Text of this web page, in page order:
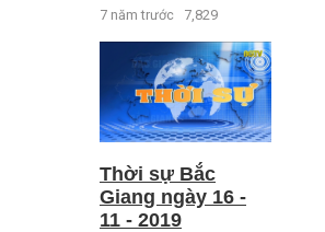
7 năm trước 7,829
Thời sự Bắc
Giang ngày 16 -
11 - 2019